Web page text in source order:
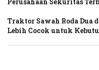
Traktor Sawah Roda Dua
Lebih Cocok untuk